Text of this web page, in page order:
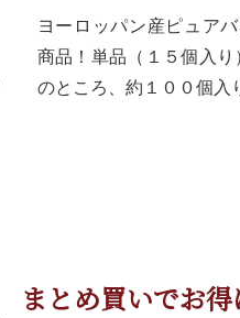
ヨーロッパン産ピュア
商品！単品（１５個入
のところ、約１００個入
まとめ買いでお